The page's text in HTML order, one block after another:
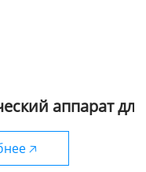
аппарат для
🡥